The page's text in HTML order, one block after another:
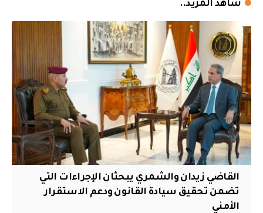
شاهد المزيد..
القاضي زيدان والشمري يبحثان الإجراءات التي
تضمن تحقيق سيادة القانون ودعم الاستقرار
الأمني